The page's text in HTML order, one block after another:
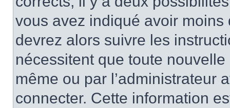
vous avez indiqué avoir moins
devrez alors suivre les
nécessitent que toute
même ou par l’administrateur
connecter. Cette information